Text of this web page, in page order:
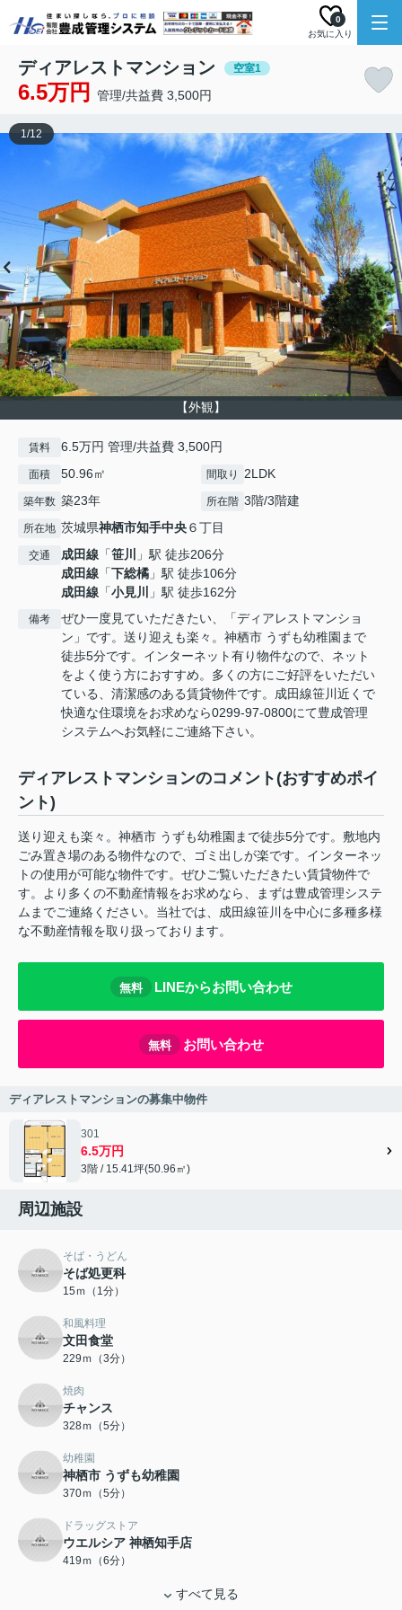
お気に入り
0
ディアレストマンション 空室1
6.5万円 管理/共益費 3,500円
【外観】
1/12
賃料 6.5万円 管理/共益費 3,500円
面積 50.96㎡ 間取り 2LDK
築年数 築23年 所在階 3階/3階建
所在地 茨城県神栖市知手中央６丁目
交通 成田線 「笹川
」駅 徒歩206分
成田線 「下総橘 」駅 徒歩106分
成田線 「小見川 」駅 徒歩162分
備考
ぜひ一度見ていただきたい、「ディアレストマンショ
ン」です。送り迎えも楽々。神栖市 うずも幼稚園まで
徒歩5分です。インターネット有り物件なので、ネット
をよく使う方におすすめ。多くの方にご好評をいただい
ている、清潔感のある賃貸物件です。成田線笹川近くで
快適な住環境をお求めなら0299-97-0800にて豊成管理
システムへお気軽にご連絡下さい。
ディアレストマンションのコメント(おすすめポイ
ント)
送り迎えも楽々。神栖市 うずも幼稚園まで徒歩5分です。敷地内
ごみ置き場のある物件なので、ゴミ出しが楽です。インターネッ
トの使用が可能な物件です。ぜひご覧いただきたい賃貸物件で
す。より多くの不動産情報をお求めなら、まずは豊成管理システ
ムまでご連絡ください。当社では、成田線笹川を中心に多種多様
な不動産情報を取り扱っております。
無料 LINEからお問い合わせ
無料 お問い合わせ
ディアレストマンションの募集中物件
301
6.5万円
3階 / 15.41坪(50.96㎡)
周辺施設
そば・うどん
そば処更科
15ｍ（1分）
和風料理
文田食堂
229ｍ（3分）
焼肉
チャンス
328ｍ（5分）
幼稚園
神栖市 うずも幼稚園
370ｍ（5分）
ドラッグストア
ウエルシア 神栖知手店
419ｍ（6分）
すべて見る